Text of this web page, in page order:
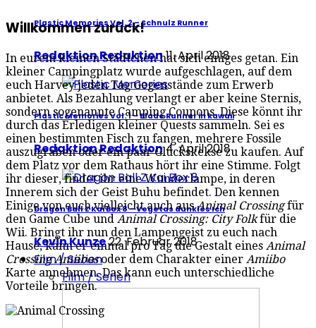
Plastic Memories Vol. 2 – Schnulz Runner
Redaktion Redaktion11. April 2018
Plastic Memories Vol. 1 – Blade Runner in kawaii
Redaktion Redaktion4. April 2018
Dragon Ball Z Kai Box 8 – Vegetas dunkles Ich
Kevin Kunze22. Februar 2018
Film / Serien
Film / Serien
Willkommen zurück!
In eurem kleinen Städtchen hat sich einiges getan. Ein
kleiner Campingplatz wurde aufgeschlagen, auf dem
euch Harvey jeden Tag Gegenstände zum Erwerb
anbietet. Als Bezahlung verlangt er aber keine Sternis,
sondern sogenannte Camping Coupons. Diese könnt ihr
durch das Erledigen kleiner Quests sammeln. Sei es
einen bestimmten Fisch zu fangen, mehrere Fossile
auszugraben oder ein paar Glückskekse zu kaufen. Auf
dem Platz vor dem Rathaus hört ihr eine Stimme. Folgt
ihr dieser, findet ihr eine Wunderlampe, in deren
Innerem sich der Geist Buhu befindet. Den kennen
Einige von euch vielleicht auch ausAnimal Crossingfür
den Game Cube und Animal Crossing: City Folkfür die
Wii. Bringt ihr nun den Lampengeist zu euch nach
Hause, kann er einmal pro Tag die Gestalt eines Animal
Crossing Amiibosoder dem Charakter einer Amiibo
Karte annehmen. Das kann euch unterschiedliche
Vorteile bringen.